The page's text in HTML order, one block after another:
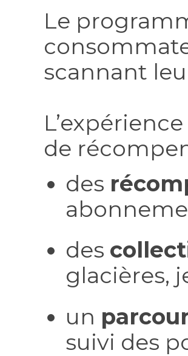
Le
scannant
de
des
des
glacières,
un
suivi des